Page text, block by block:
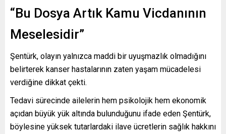
“Bu Dosya Artık Kamu Vicdanının
Meselesidir”
Şentürk, olayın yalnızca maddi bir uyuşmazlık olmadığını
belirterek kanser hastalarının zaten yaşam mücadelesi
verdiğine dikkat çekti.
Tedavi sürecinde ailelerin hem psikolojik hem ekonomik
açıdan büyük yük altında bulunduğunu ifade eden Şentürk,
böylesine yüksek tutarlardaki ilave ücretlerin sağlık hakkını